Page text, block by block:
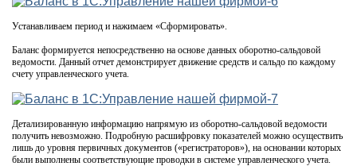
Устанавливаем период и нажимаем «Сформировать».
Баланс формируется непосредственно на основе данных оборотно-сальдовой
ведомости. Данный отчет демонстрирует движение средств и сальдо по каждому
счету управленческого учета.
Детализированную информацию напрямую из оборотно-сальдовой ведомости
получить невозможно. Подробную расшифровку показателей можно осуществить
лишь до уровня первичных документов («регистраторов»), на основании которых
были выполнены соответствующие проводки в системе управленческого учета.